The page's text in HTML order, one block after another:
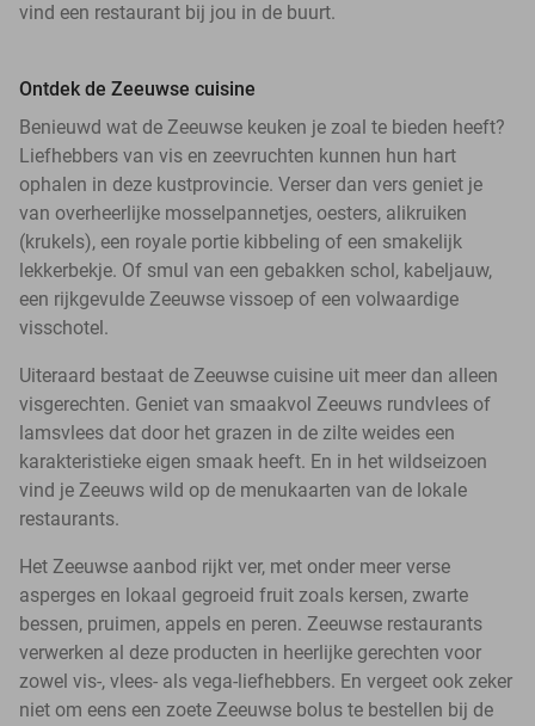
vind een restaurant bij jou in de buurt.
Ontdek de Zeeuwse cuisine
Benieuwd wat de Zeeuwse keuken je zoal te bieden heeft?
Liefhebbers van vis en zeevruchten kunnen hun hart
ophalen in deze kustprovincie. Verser dan vers geniet je
van overheerlijke mosselpannetjes, oesters, alikruiken
(krukels), een royale portie kibbeling of een smakelijk
lekkerbekje. Of smul van een gebakken schol, kabeljauw,
een rijkgevulde Zeeuwse vissoep of een volwaardige
visschotel.
Uiteraard bestaat de Zeeuwse cuisine uit meer dan alleen
visgerechten. Geniet van smaakvol Zeeuws rundvlees of
lamsvlees dat door het grazen in de zilte weides een
karakteristieke eigen smaak heeft. En in het wildseizoen
vind je Zeeuws wild op de menukaarten van de lokale
restaurants.
Het Zeeuwse aanbod rijkt ver, met onder meer verse
asperges en lokaal gegroeid fruit zoals kersen, zwarte
bessen, pruimen, appels en peren. Zeeuwse restaurants
verwerken al deze producten in heerlijke gerechten voor
zowel vis-, vlees- als vega-liefhebbers. En vergeet ook zeker
niet om eens een zoete Zeeuwse bolus te bestellen bij de